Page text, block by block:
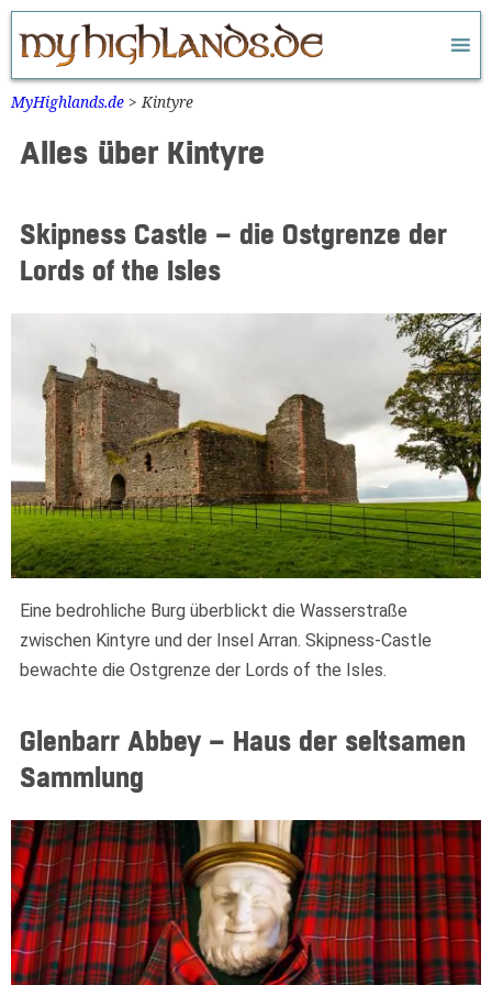
Zum
Inhalt
springen
MyHighlands.de >Kintyre
Alles über Kintyre
Skipness Castle – die Ostgrenze der
Lords of the Isles
Eine bedrohliche Burg überblickt die Wasserstraße
zwischen Kintyre und der Insel Arran. Skipness-Castle
bewachte die Ostgrenze der Lords of the Isles.
Glenbarr Abbey – Haus der seltsamen
Sammlung
Widerrufsformular